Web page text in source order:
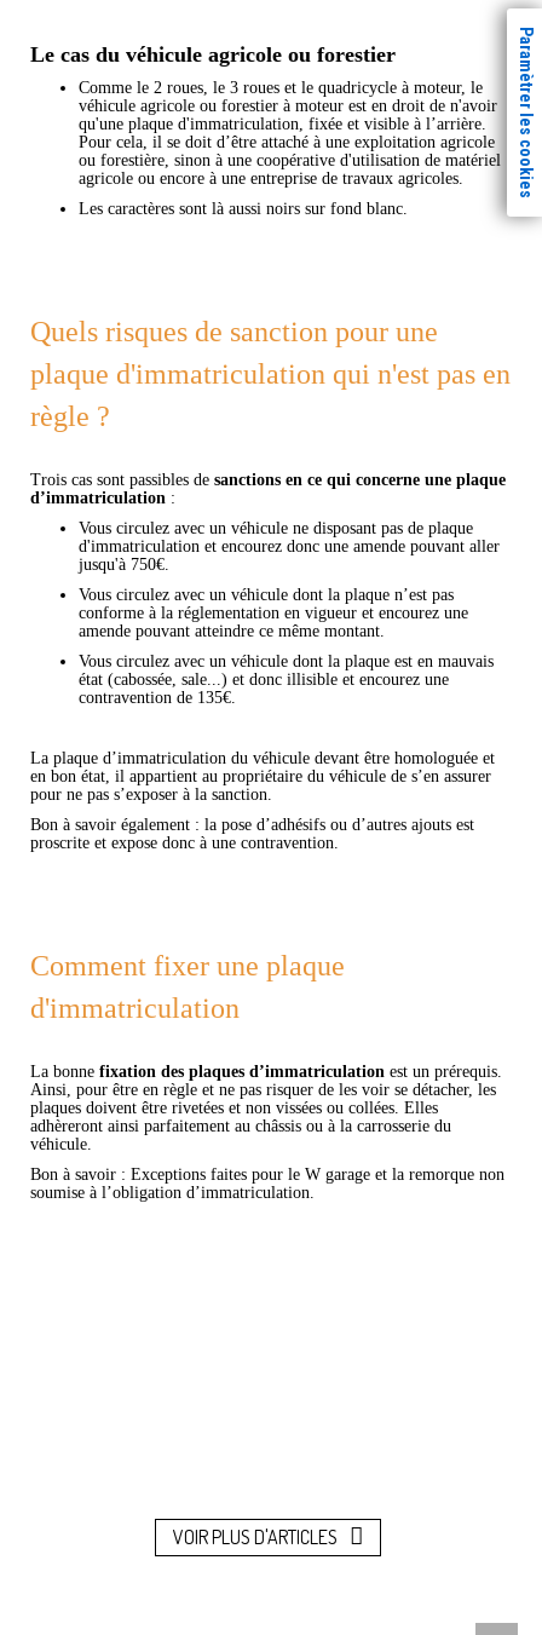
Le cas du véhicule agricole ou forestier
Comme le 2 roues, le 3 roues et le quadricycle à moteur, le
véhicule agricole ou forestier à moteur est en droit de n'avoir
qu'une plaque d'immatriculation, fixée et visible à l’arrière.
Pour cela, il se doit d’être attaché à une exploitation agricole
ou forestière, sinon à une coopérative d'utilisation de matériel
agricole ou encore à une entreprise de travaux agricoles.
Les caractères sont là aussi noirs sur fond blanc.
Quels risques de sanction pour une
plaque d'immatriculation qui n'est pas en
règle ?
Trois cas sont passibles de sanctions en ce qui concerne une plaque
d’immatriculation :
Vous circulez avec un véhicule ne disposant pas de plaque
d'immatriculation et encourez donc une amende pouvant aller
jusqu'à 750€.
Vous circulez avec un véhicule dont la plaque n’est pas
conforme à la réglementation en vigueur et encourez une
amende pouvant atteindre ce même montant.
Vous circulez avec un véhicule dont la plaque est en mauvais
état (cabossée, sale...) et donc illisible et encourez une
contravention de 135€.
La plaque d’immatriculation du véhicule devant être homologuée et
en bon état, il appartient au propriétaire du véhicule de s’en assurer
pour ne pas s’exposer à la sanction.
Bon à savoir également : la pose d’adhésifs ou d’autres ajouts est
proscrite et expose donc à une contravention.
Comment fixer une plaque
d'immatriculation
La bonne fixation des plaques d’immatriculation est un prérequis.
Ainsi, pour être en règle et ne pas risquer de les voir se détacher, les
plaques doivent être rivetées et non vissées ou collées. Elles
adhèreront ainsi parfaitement au châssis ou à la carrosserie du
véhicule.
Bon à savoir : Exceptions faites pour le W garage et la remorque non
soumise à l’obligation d’immatriculation.
VOIR PLUS D'ARTICLES
Paramètrer les cookies